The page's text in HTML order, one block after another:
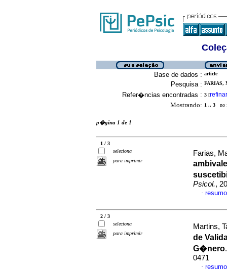
Base de dados : article
Pesquisa : FARIAS,
Refer�ncias encontradas : 3 [refinar
Mostrando: 1 .. 3 no
p�gina 1 de 1
1 / 3
seleciona
para imprimir
Farias,
Psicol.,
·
2 / 3
seleciona
para imprimir
Martins,
de
G�nero
0471
·